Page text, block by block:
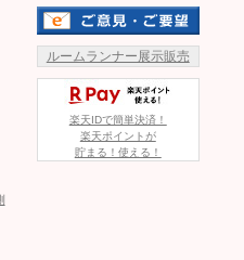
ルームランナー展示販売
楽天IDで簡単決済！
楽天ポイントが
貯まる！使える！